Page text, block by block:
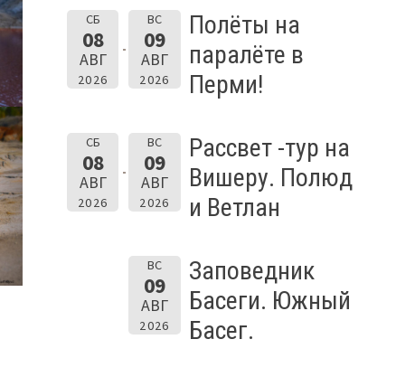
СБ
08
АВГ
2026
ВС
09
АВГ
2026
Полёты на
паралёте в
Перми!
СБ
08
АВГ
2026
ВС
09
АВГ
2026
Рассвет -тур на
Вишеру. Полюд
и Ветлан
ВС
09
АВГ
2026
Заповедник
Басеги. Южный
Басег.